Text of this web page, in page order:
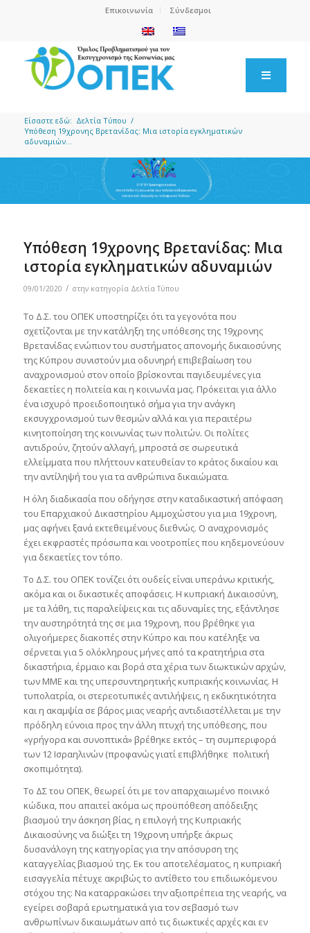
Επικοινωνία Σύνδεσμοι
Είσαστε εδώ: Δελτία Τύπου /
Υπόθεση 19χρονης Βρετανίδας: Μια ιστορία εγκληματικών
αδυναμιών...
Υπόθεση 19χρονης Βρετανίδας: Μια
ιστορία εγκληματικών αδυναμιών
09/01/2020 / στην κατηγορία Δελτία Τύπου
Το Δ.Σ. του ΟΠΕΚ υποστηρίζει ότι τα γεγονότα που
σχετίζονται με την κατάληξη της υπόθεσης της 19χρονης
Βρετανίδας ενώπιον του συστήματος απονομής δικαιοσύνης
της Κύπρου συνιστούν μια οδυνηρή επιβεβαίωση του
αναχρονισμού στον οποίο βρίσκονται παγιδευμένες για
δεκαετίες η πολιτεία και η κοινωνία μας. Πρόκειται για άλλο
ένα ισχυρό προειδοποιητικό σήμα για την ανάγκη
εκσυγχρονισμού των θεσμών αλλά και για περαιτέρω
κινητοποίηση της κοινωνίας των πολιτών. Οι πολίτες
αντιδρούν, ζητούν αλλαγή, μπροστά σε σωρευτικά
ελλείμματα που πλήττουν κατευθείαν το κράτος δικαίου και
την αντίληψή του για τα ανθρώπινα δικαιώματα.
Η όλη διαδικασία που οδήγησε στην καταδικαστική απόφαση
του Επαρχιακού Δικαστηρίου Αμμοχώστου για μια 19χρονη,
μας αφήνει ξανά εκτεθειμένους διεθνώς. Ο αναχρονισμός
έχει εκφραστές πρόσωπα και νοοτροπίες που κηδεμονεύουν
για δεκαετίες τον τόπο.
Το Δ.Σ. του ΟΠΕΚ τονίζει ότι ουδείς είναι υπεράνω κριτικής,
ακόμα και οι δικαστικές αποφάσεις. Η κυπριακή Δικαιοσύνη,
με τα λάθη, τις παραλείψεις και τις αδυναμίες της, εξάντλησε
την αυστηρότητά της σε μια 19χρονη, που βρέθηκε για
ολιγοήμερες διακοπές στην Κύπρο και που κατέληξε να
σέρνεται για 5 ολόκληρους μήνες από τα κρατητήρια στα
δικαστήρια, έρμαιο και βορά στα χέρια των διωκτικών αρχών,
των ΜΜΕ και της υπερσυντηρητικής κυπριακής κοινωνίας. Η
τυπολατρία, οι στερεοτυπικές αντιλήψεις, η εκδικητικότητα
και η ακαμψία σε βάρος μιας νεαρής αντιδιαστέλλεται με την
πρόδηλη εύνοια προς την άλλη πτυχή της υπόθεσης, που
«γρήγορα και συνοπτικά» βρέθηκε εκτός – τη συμπεριφορά
των 12 Ισραηλινών (προφανώς γιατί επιβλήθηκε πολιτική
σκοπιμότητα).
Το ΔΣ του ΟΠΕΚ, θεωρεί ότι με τον απαρχαιωμένο ποινικό
κώδικα, που απαιτεί ακόμα ως προϋπόθεση απόδειξης
βιασμού την άσκηση βίας, η επιλογή της Κυπριακής
Δικαιοσύνης να διώξει τη 19χρονη υπήρξε άκρως
δυσανάλογη της κατηγορίας για την απόσυρση της
καταγγελίας βιασμού της. Εκ του αποτελέσματος, η κυπριακή
εισαγγελία πέτυχε ακριβώς το αντίθετο του επιδιωκόμενου
στόχου της: Να καταρρακώσει την αξιοπρέπεια της νεαρής, να
εγείρει σοβαρά ερωτηματικά για τον σεβασμό των
ανθρωπίνων δικαιωμάτων από τις διωκτικές αρχές και εν